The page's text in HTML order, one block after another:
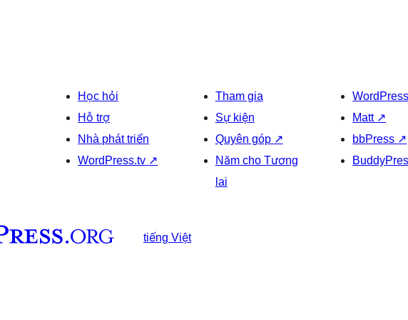
Học hỏi
Hỗ trợ
Nhà phát triển
WordPress.tv ↗
Tham gia
Sự kiện
Quyên góp ↗
Năm cho Tương
lai
Matt ↗
bbPress ↗
tiếng Việt